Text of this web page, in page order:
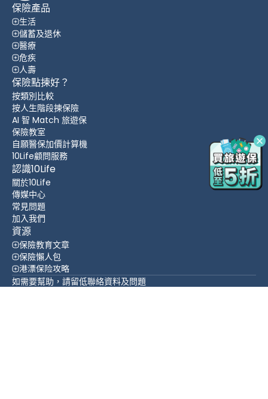
保險產品
生活
儲蓄及退休
醫療
危疾
人壽
保險點揀好？
按類別比較
按人生階段揀保險
AI 智 Match 旅遊保
保險教室
自願醫保加價計算機
10Life顧問服務
認識10Life
關於10Life
傳媒中心
常見問題
加入我們
資源
保險教育文章
保險懶人包
港漂保险攻略
如需要幫助，請留低聯絡資料及問題